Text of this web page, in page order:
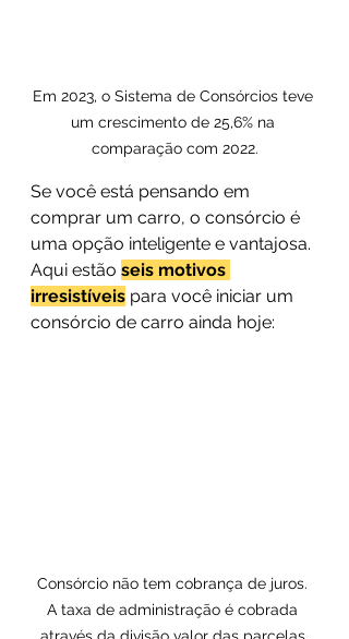
Em 2023, o Sistema de Consórcios teve
um crescimento de 25,6% na
comparação com 2022.
Se você está pensando em
comprar um carro, o consórcio é
uma opção inteligente e vantajosa.
Aqui estão seis motivos
irresistíveis para você iniciar um
consórcio de carro ainda hoje:
Consórcio não tem cobrança de juros.
A taxa de administração é cobrada
através da divisão valor das parcelas.